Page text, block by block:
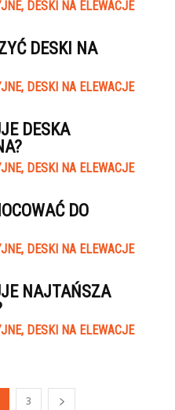
DESKI NA ELEWACJE
DESKI NA
DESKI NA ELEWACJE
DESKA
DESKI NA ELEWACJE
DO
DESKI NA ELEWACJE
NAJTAŃSZA
DESKI NA ELEWACJE
3